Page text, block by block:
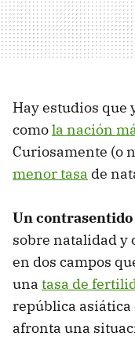
Hay estudios que
comola nación
Curiosamente (o
menor tasa de
Un
sobre natalidad y
en dos campos
una tasa de
república asiática
afronta una